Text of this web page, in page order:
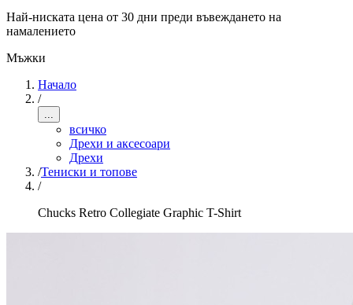
Най-ниската цена от 30 дни преди въвеждането на
намалението
Мъжки
Начало
/
...
всичко
Дрехи и аксесоари
Дрехи
/Тениски и топове
/
Chucks Retro Collegiate Graphic T-Shirt